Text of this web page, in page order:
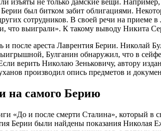
изъяты не только дамские вещи.
был битком забит облигациями.
сотрудников. В своей речи на
что выиграли». К такому выводу Никита
после ареста Лаврентия Берии. Николай
Булганин обнаружил, что в
верить Николаю Зеньковичу, автору
производил опись предметов и
на самого Берию
«До и после смерти Сталина», который
Берии были найдены показания